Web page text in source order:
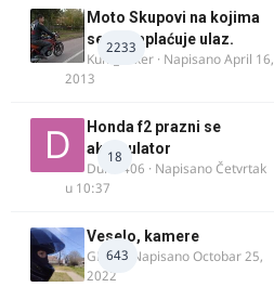
2233
Moto Skupovi na kojima
se ne naplaćuje ulaz.
Kum_Mixer · NapisanoApril 16,
2013
18
Honda f2 prazni se
akomulator
Dule1406 · NapisanoČetvrtak
u 10:37
643
Veselo, kamere
GR 46· NapisanoOctobar 25,
2022